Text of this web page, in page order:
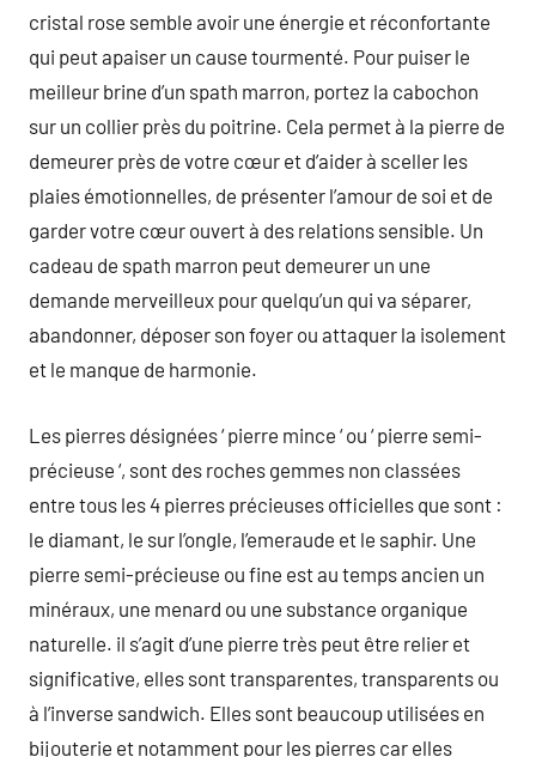
cristal rose semble avoir une énergie et réconfortante
qui peut apaiser un cause tourmenté. Pour puiser le
meilleur brine d’un spath marron, portez la cabochon
sur un collier près du poitrine. Cela permet à la pierre de
demeurer près de votre cœur et d’aider à sceller les
plaies émotionnelles, de présenter l’amour de soi et de
garder votre cœur ouvert à des relations sensible. Un
cadeau de spath marron peut demeurer un une
demande merveilleux pour quelqu’un qui va séparer,
abandonner, déposer son foyer ou attaquer la isolement
et le manque de harmonie.
Les pierres désignées ‘ pierre mince ‘ ou ‘ pierre semi-
précieuse ‘, sont des roches gemmes non classées
entre tous les 4 pierres précieuses officielles que sont :
le diamant, le sur l’ongle, l’emeraude et le saphir. Une
pierre semi-précieuse ou fine est au temps ancien un
minéraux, une menard ou une substance organique
naturelle. il s’agit d’une pierre très peut être relier et
significative, elles sont transparentes, transparents ou
à l’inverse sandwich. Elles sont beaucoup utilisées en
bijouterie et notamment pour les pierres car elles